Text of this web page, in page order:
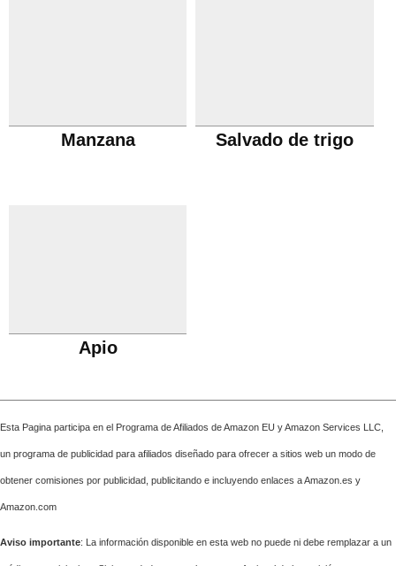
Manzana Salvado de trigo
Apio
Esta Pagina participa en el Programa de Afiliados de Amazon EU y Amazon Services LLC,
un programa de publicidad para afiliados diseñado para ofrecer a sitios web un modo de
obtener comisiones por publicidad, publicitando e incluyendo enlaces a Amazon.es y
Amazon.com
Aviso importante: La información disponible en esta web no puede ni debe remplazar a un